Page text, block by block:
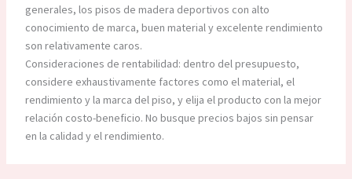
generales, los pisos de madera deportivos con alto
conocimiento de marca, buen material y excelente rendimiento
son relativamente caros.
Consideraciones de rentabilidad: dentro del presupuesto,
considere exhaustivamente factores como el material, el
rendimiento y la marca del piso, y elija el producto con la mejor
relación costo-beneficio. No busque precios bajos sin pensar
en la calidad y el rendimiento.